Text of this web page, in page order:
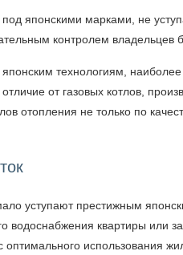
под японскими марками, не
контролем владельцев
технологиям,
от газовых котлов,
отопления не только по
уступают престижным
водоснабжения квартиры или
использования